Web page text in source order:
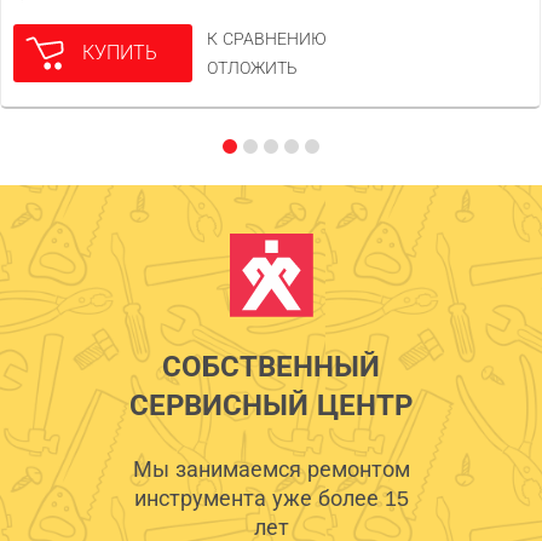
КУПИТЬ
К СРАВНЕНИЮ
ОТЛОЖИТЬ
СОБСТВЕННЫЙ
СЕРВИСНЫЙ ЦЕНТР
Мы занимаемся ремонтом
инструмента уже более 15
лет